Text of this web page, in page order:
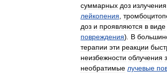
суммарных доз излучения
лейкопения
доз и проявляются в виде
повреждения) В
терапии эти реакции
неизбежности облучения
необратимые лучевые